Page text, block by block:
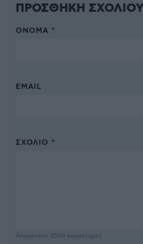
ΠΡΟΣΘΗΚΗ ΣΧΟΛΙΟΥ
ΌΝΟΜΑ *
EMAIL
ΣΧΌΛΙΟ *
Απομένουν 2500 χαρακτήρες